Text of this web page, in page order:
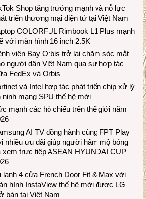
Shop tăng trưởng mạnh và nỗ lực
triển thương mại điện tử tại Việt Nam
COLORFUL Rimbook L1 Plus mạnh
với màn hình 16 inch 2.5K
viện Bay Orbis trở lại chăm sóc mắt
người dân Việt Nam qua sự hợp tác
FedEx và Orbis
và Intel hợp tác phát triển chip xử lý
ninh mạng SPU thế hệ mới
mạnh các hộ chiếu trên thế giới năm
AI TV đồng hành cùng FPT Play
nhiều ưu đãi giúp người hâm mộ bóng
xem trực tiếp ASEAN HYUNDAI CUP
lạnh 4 cửa French Door Fit & Max với
hình InstaView thế hệ mới được LG
bán tại Việt Nam